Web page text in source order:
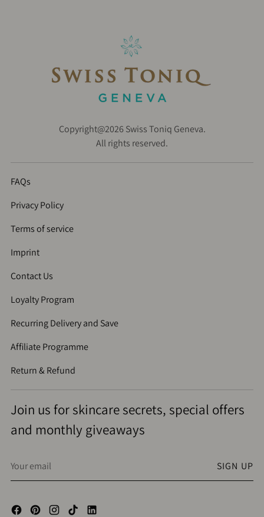
Copyright@2026 Swiss Toniq Geneva.
All rights reserved.
FAQs
Privacy Policy
Terms of service
Imprint
Contact Us
Loyalty Program
Recurring Delivery and Save
Affiliate Programme
Return & Refund
Join us for skincare secrets, special offers
and monthly giveaways
Your
SIGN UP